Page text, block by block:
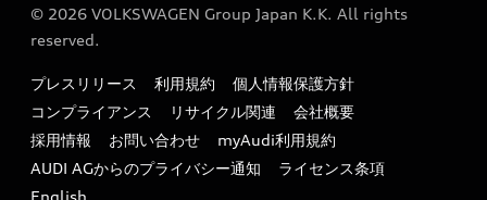
myAudi
メンテナンス
ファイナンス
キャンペーン / イベント
買取査定
特定整備適用車一覧
リサイクル法
よくある質問（FAQ）
© 2026 VOLKSWAGEN Group Japan K.K. All rights
reserved.
プレスリリース 利用規約
個人情報保護方針
コンプライアンス
リサイクル関連
会社概要
採用情報
お問い合わせ
myAudi利用規約
AUDI AGからのプライバシー通知
ライセンス条項
English